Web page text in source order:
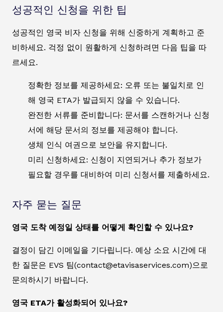
성공적인 신청을 위한 팁
성공적인 영국 비자 신청을 위해 신중하게 계획하고 준
비하세요. 걱정 없이 원활하게 신청하려면 다음 팁을 따
르세요.
정확한 정보를 제공하세요: 오류 또는 불일치로 인
해 영국 ETA가 발급되지 않을 수 있습니다.
완전한 서류를 준비합니다: 문서를 스캔하거나 신청
서에 해당 문서의 정보를 제공해야 합니다.
생체 인식 여권으로 보안을 유지합니다.
미리 신청하세요: 신청이 지연되거나 추가 정보가
필요할 경우를 대비하여 미리 신청서를 제출하세요.
자주 묻는 질문
영국 도착 예정일 상태를 어떻게 확인할 수 있나요?
결정이 담긴 이메일을 기다립니다. 예상 소요 시간에 대
한 질문은 EVS 팀(contact@etavisaservices.com)으로
문의하시기 바랍니다.
영국 ETA가 활성화되어 있나요?